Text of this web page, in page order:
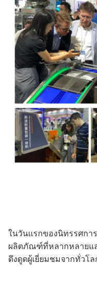
ในวันแรกของนิทรรศกา
ผลิตภัณฑ์ที่หลากหลายแล
ดึงดูดผู้เยี่ยมชมจากทั่วโ